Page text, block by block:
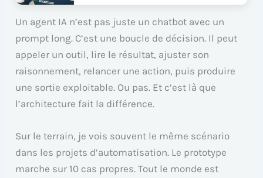
Un agent IA n’est pas juste un chatbot avec un
prompt long. C’est une boucle de décision. Il peut
appeler un outil, lire le résultat, ajuster son
raisonnement, relancer une action, puis produire
une sortie exploitable. Ou pas. Et c’est là que
l’architecture fait la différence.
Sur le terrain, je vois souvent le même scénario
dans les projets d’automatisation. Le prototype
marche sur 10 cas propres. Tout le monde est